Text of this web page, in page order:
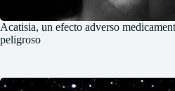
Acatisia, un efecto adverso
peligroso